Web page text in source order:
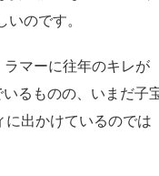
のです。
マーに往年のキレが
るものの、いまだ子
出かけているのでは